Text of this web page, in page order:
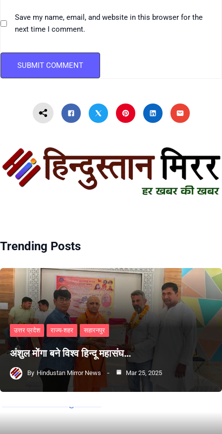
Save my name, email, and website in this browser for the
next time I comment.
Trending Posts
उत्तर प्रदेश राज्य-शहर सहारनपुर
अंशुल मोंगा बने विश्व हिन्दू महासंघ…
By Hindustan Mirror News Mar 25, 2025